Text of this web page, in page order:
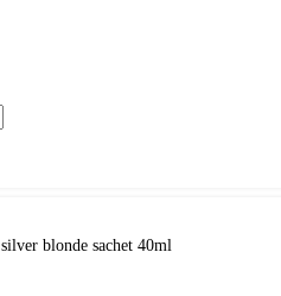
blonde sachet 40ml